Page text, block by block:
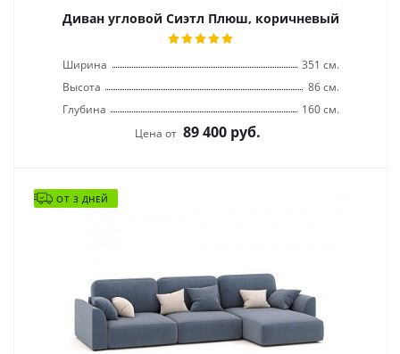
Диван угловой Сиэтл Плюш, коричневый
Ширина
351 см.
Высота
86 см.
Глубина
160 см.
Цена от 89 400 руб.
ОТ 3 ДНЕЙ